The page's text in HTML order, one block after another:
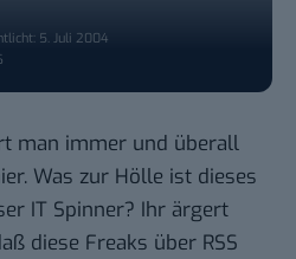
5. Juli 2004
man immer und überall
Was zur Hölle ist dieses
IT Spinner? Ihr ärgert
diese Freaks über RSS